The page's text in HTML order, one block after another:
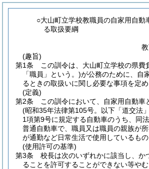
○大山町立学校教職員の自家用自動
る取扱要綱
(趣旨)
第1条
この訓令は、大山町立学校の県費
「職員」という。)が公務のために、自
るときの取扱いに関し必要な事項を定め
(定義)
第2条
この訓令において、自家用自動車
(昭和35年法律第105号。以下「道交法
1項第9号に規定する自動車のうち、同
普通自動車で、職員又は職員の親族が
が通勤など日常生活で使用しているもの
(使用許可の基準)
第3条
校長は次のいずれかに該当し、か
ることを許可することができない等や